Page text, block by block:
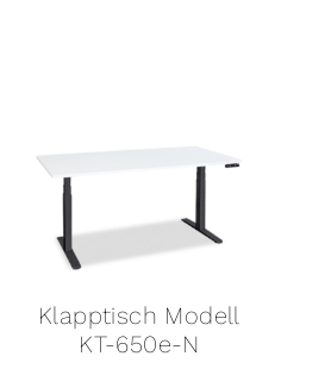
Klapptisch Modell
KT-650e-N